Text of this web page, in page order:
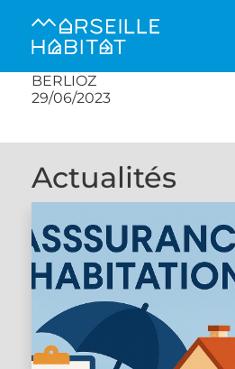
BERLIOZ
29/06/2023
Actualités